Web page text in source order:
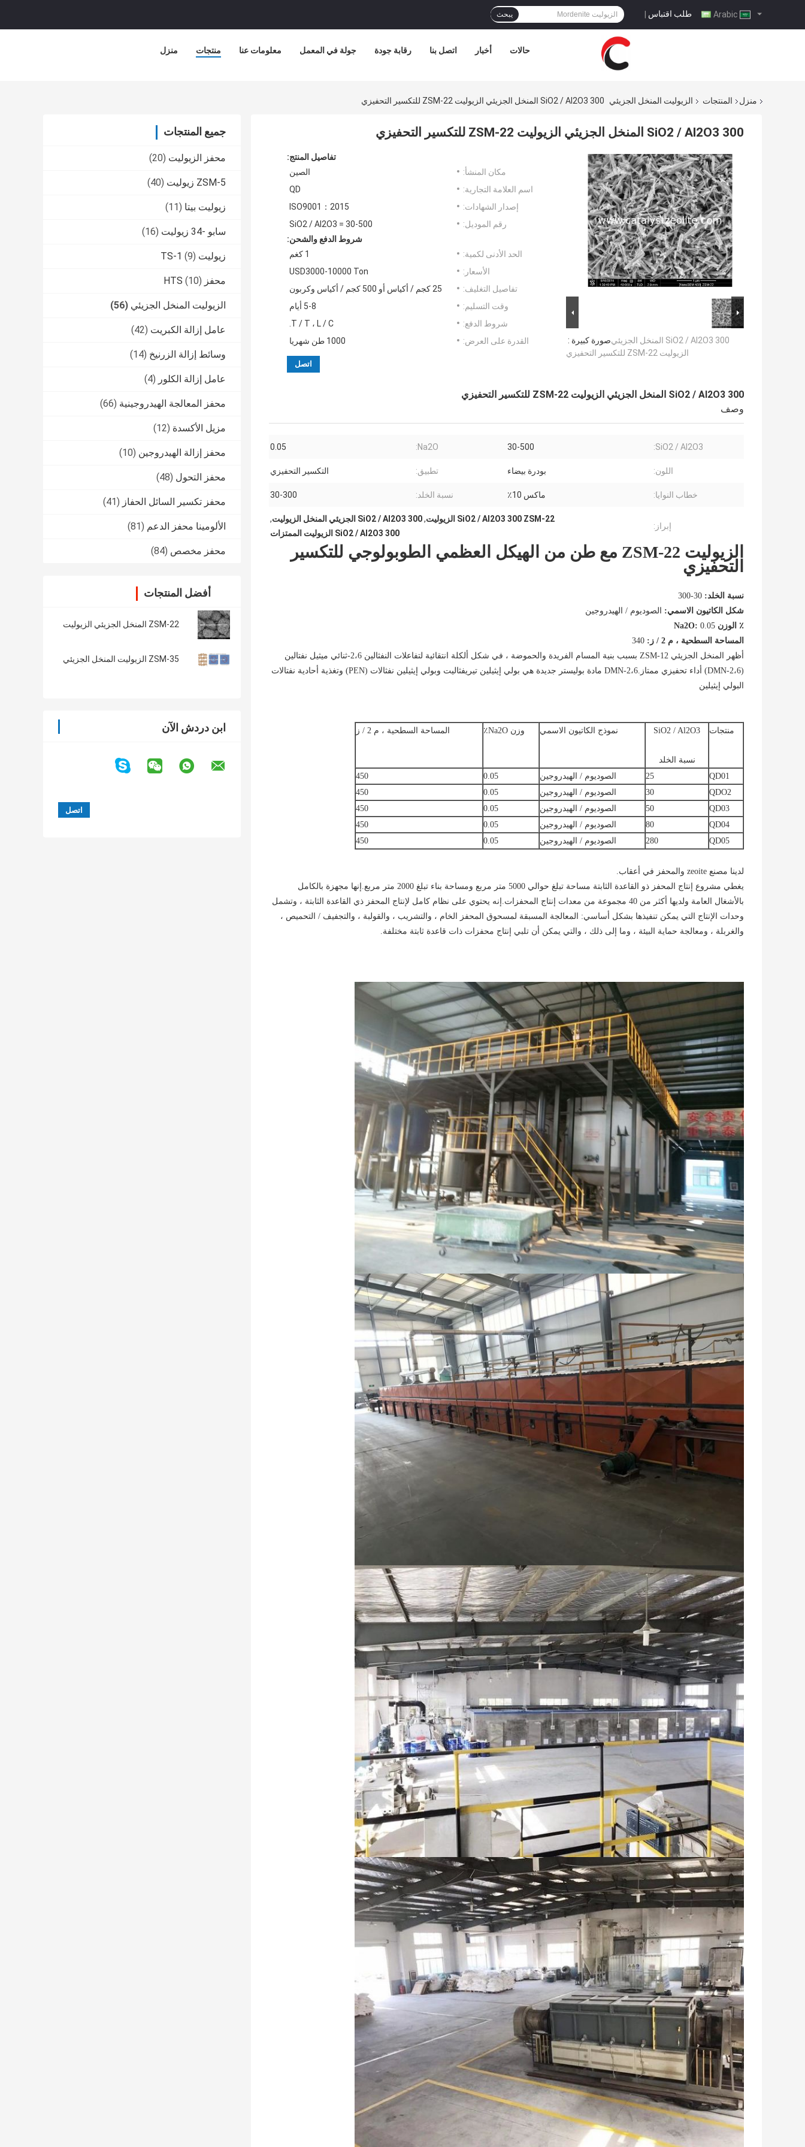
طلب اقتباس | يبحث
منزل منتجات معلومات عنا جولة في المعمل رقابة جودة اتصل بنا أخبار حالات
منزل المنتجات الزيوليت المنخل الجزيئي SiO2 / Al2O3 300 المنخل الجزيئي الزيوليت ZSM-22 للتكسير التحفيزي
جميع المنتجات
محفز الزيوليت (20)
ZSM-5 زيوليت (40)
زيوليت بيتا (11)
سابو -34 زيوليت (16)
زيوليت TS-1 (9)
محفز HTS (10)
الزيوليت المنخل الجزيئي (56)
عامل إزالة الكبريت (42)
وسائط إزالة الزرنيخ (14)
عامل إزالة الكلور (4)
محفز المعالجة الهيدروجينية (66)
مزيل الأكسدة (12)
محفز إزالة الهيدروجين (10)
محفز التحول (48)
محفز تكسير السائل الحفاز (41)
الألومينا محفز الدعم (81)
محفز مخصص (84)
أفضل المنتجات
ZSM-22 المنخل الجزيئي الزيوليت
ZSM-35 الزيوليت المنخل الجزيئي
ابن دردش الآن
SiO2 / Al2O3 300 المنخل الجزيئي الزيوليت ZSM-22 للتكسير التحفيزي
صورة كبيرة :SiO2 / Al2O3 300 المنخل الجزيئي
الزيوليت ZSM-22 للتكسير التحفيزي
تفاصيل المنتج:
مكان المنشأ:
الصين
اسم العلامة التجارية:
QD
إصدار الشهادات:
ISO9001：2015
رقم الموديل:
SiO2 / Al2O3 = 30-500
شروط الدفع والشحن:
الحد الأدنى لكمية:
1 كغم
الأسعار:
USD3000-10000 Ton
تفاصيل التغليف:
25 كجم / أكياس أو 500 كجم / أكياس وكربون
وقت التسليم:
5-8 أيام
شروط الدفع:
T / T ، L / C.
القدرة على العرض:
1000 طن شهريا
اتصل
SiO2 / Al2O3 300 المنخل الجزيئي الزيوليت ZSM-22 للتكسير التحفيزي
وصف
SiO2 / Al2O3:
30-500
Na2O:
0.05
اللون: بودرة بيضاء تطبيق: التكسير التحفيزي
خطاب النوايا: ماكس 10٪ نسبة الخلد: 30-300
إبراز:
SiO2 / Al2O3 300 ZSM-22 الزيوليت ,SiO2 / Al2O3 300 الجزيئي المنخل الزيوليت
,
SiO2 / Al2O3 300 الزيوليت الممتزات
الزيوليت ZSM-22 مع طن من الهيكل العظمي الطوبولوجي للتكسير
التحفيزي
نسبة الخلد:
شكل الكاتيون الاسمي: الصوديوم / الهيدروجين
٪ الوزن Na2O: 0.05
المساحة السطحية ، م 2 / ز:
أظهر المنخل الجزيئي ZSM-12 بسبب بنية المسام الفريدة والحموضة ، في شكل ألكلة انتقائية لتفاعلات النفثالين 2،6-ثنائي ميثيل نفتالين
(2،6-DMN) أداء تحفيزي ممتاز.2،6-DMN مادة بوليستر جديدة هي بولي إيثيلين تيريفثاليت وبولي إيثيلين نفثالات (PEN) وتغذية أحادية نفتالات
البولي إيثيلين
منتجات SiO2 / Al2O3
نسبة الخلد
نموذج الكاتيون الاسمي وزن Na2O٪ المساحة السطحية ، م 2 / ز
QD01
25 الصوديوم / الهيدروجين 0.05
450
QDO2
30 الصوديوم / الهيدروجين 0.05
450
QD03
50 الصوديوم / الهيدروجين 0.05
450
QD04
80 الصوديوم / الهيدروجين 0.05
450
QD05
280 الصوديوم / الهيدروجين 0.05
450
لدينا مصنع zeoite والمحفز في أعقاب.
يغطي مشروع إنتاج المحفز ذو القاعدة الثابتة مساحة تبلغ حوالي 5000 متر مربع ومساحة بناء تبلغ 2000 متر مربع.إنها مجهزة بالكامل
بالأشغال العامة ولديها أكثر من 40 مجموعة من معدات إنتاج المحفزات.إنه يحتوي على نظام كامل لإنتاج المحفز ذي القاعدة الثابتة ، وتشمل
وحدات الإنتاج التي يمكن تنفيذها بشكل أساسي: المعالجة المسبقة لمسحوق المحفز الخام ، والتشريب ، والقولبة ، والتجفيف / التحميص ،
والغربلة ، ومعالجة حماية البيئة ، وما إلى ذلك ، والتي يمكن أن تلبي إنتاج محفزات ذات قاعدة ثابتة مختلفة.